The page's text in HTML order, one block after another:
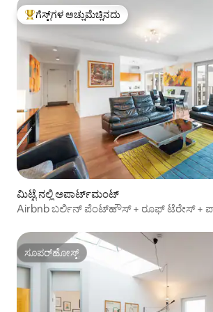
ಗೆಸ್ಟ್‌ಗಳಿಗೆ ಅತಿ ಹೆಚ್ಚು ಅಚ್ಚುಮೆಚ್ಚಿನದು
ಗೆಸ್ಟ್‌ಗಳ ಅಚ್ಚುಮೆಚ್ಚಿನದು
ಮಿಟ್ಟೆ ನಲ್ಲಿ ಅಪಾರ್ಟ್‌ಮಂಟ್
Airbnb ಬರ್ಲಿನ್ ಪೆಂಟ್‌ಹೌಸ್ + ರೂಫ್ ಟೆರೇಸ್ +
ಸೂಪರ್‌ಹೋಸ್ಟ್
ಸೂಪರ್‌ಹೋಸ್ಟ್